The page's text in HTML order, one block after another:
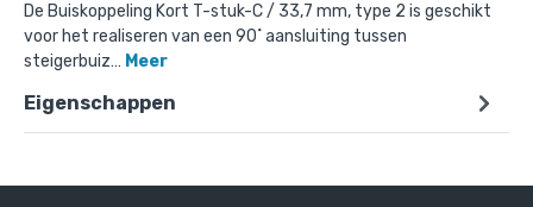
De Buiskoppeling Kort T-stuk-C / 33,7 mm, type 2 is geschikt
voor het realiseren van een 90˚ aansluiting tussen
steigerbuiz… Meer
Eigenschappen
Doos Kort T-stuk-C / 33,7 mm (55 stuks)
€ 181,83 excl. BTW